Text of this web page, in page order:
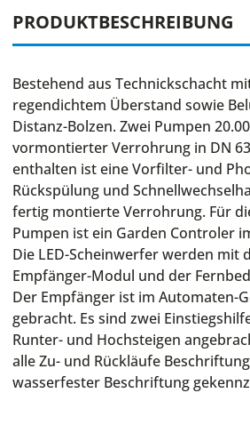
PRODUKTBESCHREIBUNG
Bestehend aus Technickschacht
regendichtem Überstand sowie
Distanz-Bolzen. Zwei Pumpen
vormontierter Verrohrung in DN
enthalten ist eine Vorfilter- und
Rückspülung und
fertig montierte Verrohrung. Für
Pumpen ist ein Garden Controler
Die LED-Scheinwerfer werden mit
Empfänger-Modul und der
Der Empfänger ist im Automaten-
gebracht. Es sind zwei
Runter- und Hochsteigen
alle Zu- und Rückläufe
wasserfester Beschriftung